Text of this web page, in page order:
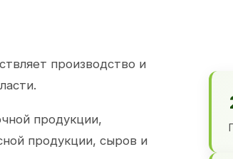
производство и
продукции,
продукции, сыров и